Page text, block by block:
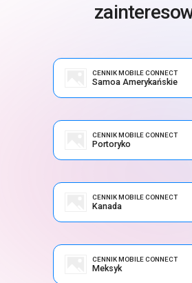
CENNIK MOBILE CONNECT
Samoa Amerykańskie
CENNIK MOBILE CONNECT
Portoryko
CENNIK MOBILE CONNECT
Kanada
CENNIK MOBILE CONNECT
Meksyk